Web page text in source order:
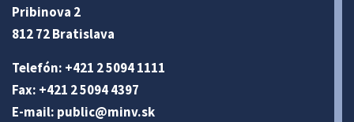
Pribinova 2
812 72 Bratislava
Telefón: +421 2 5094 1111
Fax: +421 2 5094 4397
E-mail: public@minv.sk